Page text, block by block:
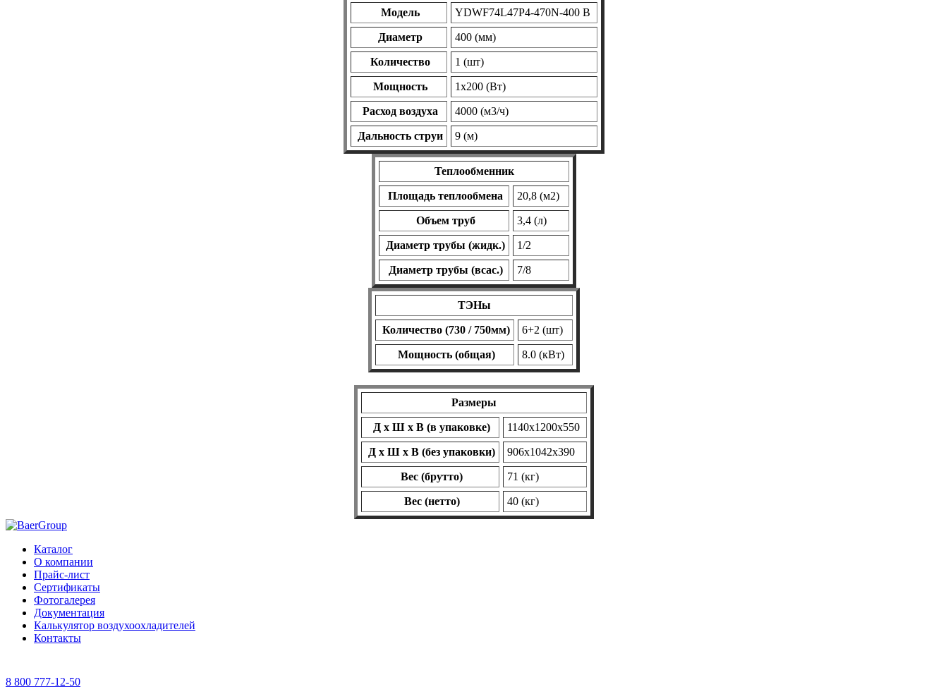
Модель YDWF74L47P4-470N-400 B
Диаметр 400 (мм)
Количество 1 (шт)
Мощность 1х200 (Вт)
Расход воздуха 4000 (м3/ч)
Дальность струи 9 (м)
Теплообменник
Площадь теплообмена 20,8 (м2)
Объем труб 3,4 (л)
Диаметр трубы (жидк.) 1/2
Диаметр трубы (всас.) 7/8
ТЭНы
Количество (730 / 750мм) 6+2 (шт)
Мощность (общая) 8.0 (кВт)
Размеры
Д х Ш х В (в упаковке) 1140х1200х550
Д х Ш х В (без упаковки) 906х1042х390
Вес (брутто) 71 (кг)
Вес (нетто) 40 (кг)
Каталог
О компании
Прайс-лист
Сертификаты
Фотогалерея
Документация
Калькулятор воздухоохладителей
Контакты
8 800 777-12-50